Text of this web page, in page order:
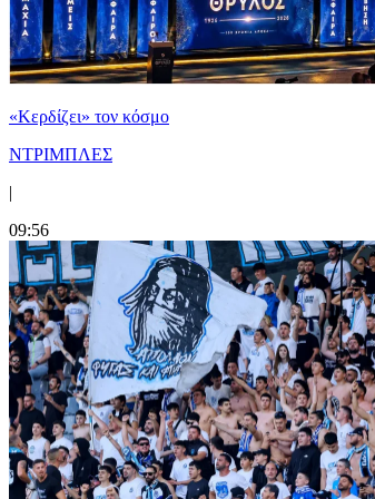
«Κερδίζει» τον κόσμο
ΝΤΡΙΜΠΛΕΣ
|
09:56